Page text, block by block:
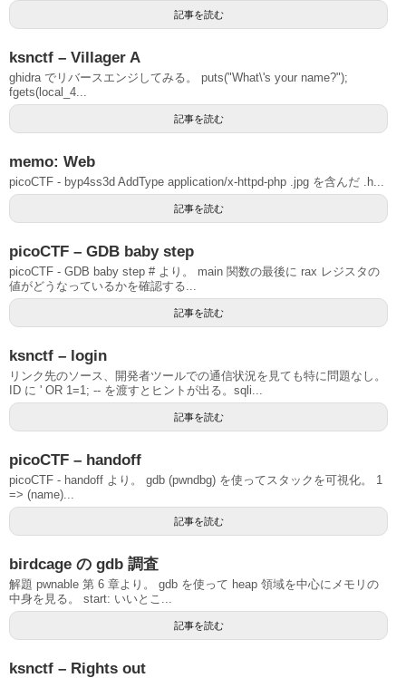
記事を読む
ksnctf – Villager A
ghidra でリバースエンジしてみる。 puts("What\'s your name?");
fgets(local_4...
記事を読む
memo: Web
picoCTF - byp4ss3d AddType application/x-httpd-php .jpg を含んだ .h...
記事を読む
picoCTF – GDB baby step
picoCTF - GDB baby step # より。 main 関数の最後に rax レジスタの
値がどうなっているかを確認する...
記事を読む
ksnctf – login
リンク先のソース、開発者ツールでの通信状況を見ても特に問題なし。
ID に ' OR 1=1; -- を渡すとヒントが出る。sqli...
記事を読む
picoCTF – handoff
picoCTF - handoff より。 gdb (pwndbg) を使ってスタックを可視化。 1
=> (name)...
記事を読む
birdcage の gdb 調査
解題 pwnable 第 6 章より。 gdb を使って heap 領域を中心にメモリの
中身を見る。 start: いいとこ...
記事を読む
ksnctf – Rights out